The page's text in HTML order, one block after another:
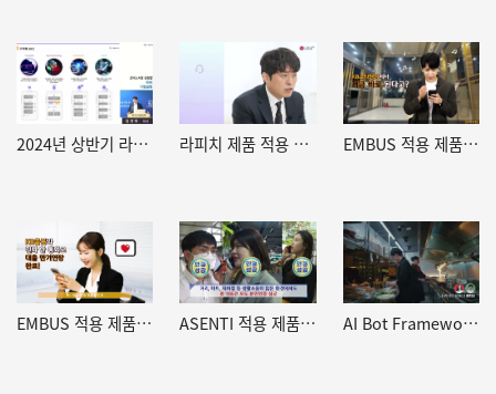
2024년 상반기 라피치 기업설명회 라피치 제품 적용 영상 (U+AICC클라우드) EMBUS 적용 제품 영상 (KB국민은행 콜봇/챗봇)
EMBUS 적용 제품 영상 (KB국민은행 콜봇/챗봇) ASENTI 적용 제품 영상 AI Bot Framework 영상